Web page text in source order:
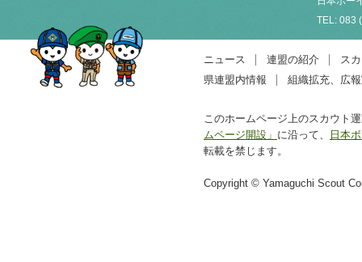
TEL: 083
ニュース 連盟の紹介
ス
県連盟内情報
組織拡充、広
このホームページ上のスカウト
ムページ開設」 に沿って、
日本
転載を禁じます。
Copyright © Yamaguchi Scout